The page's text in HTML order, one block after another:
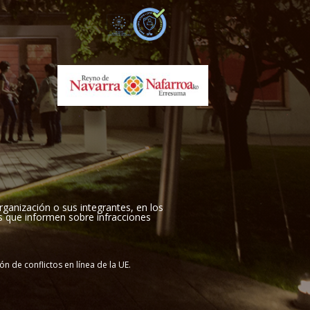
o sus integrantes, en los
que informen sobre infracciones
de conflictos en línea de la UE.